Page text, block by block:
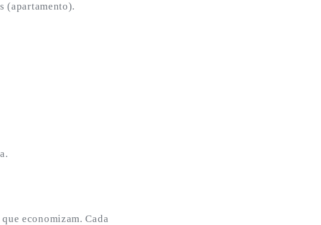
(apartamento).
economizam. Cada